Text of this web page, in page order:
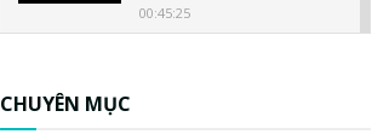
00:45:25
CHUYÊN MỤC